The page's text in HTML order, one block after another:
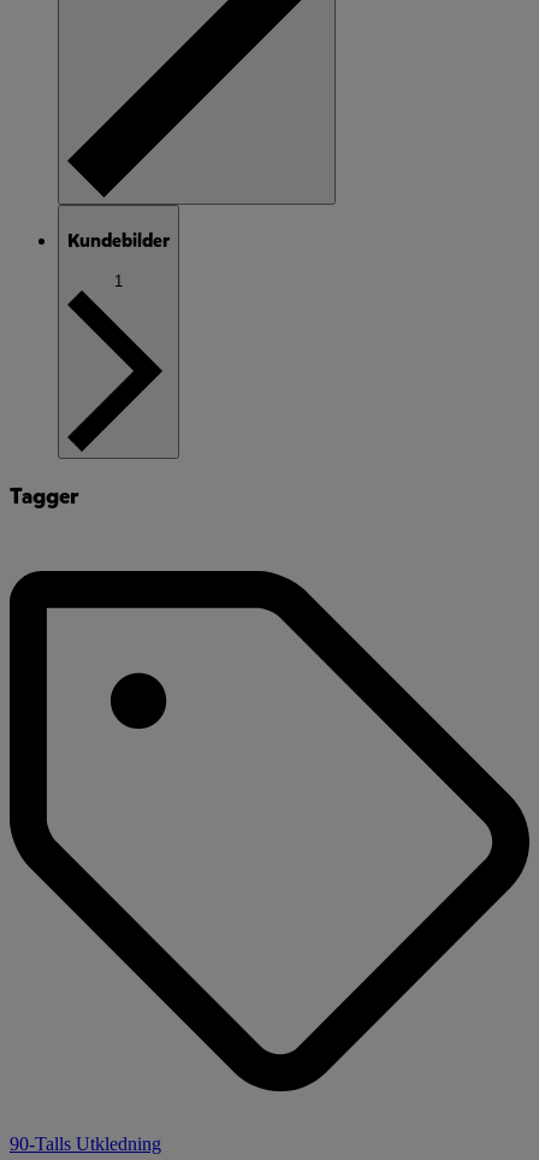
Kundebilder
1
Tagger
90-Talls Utkledning